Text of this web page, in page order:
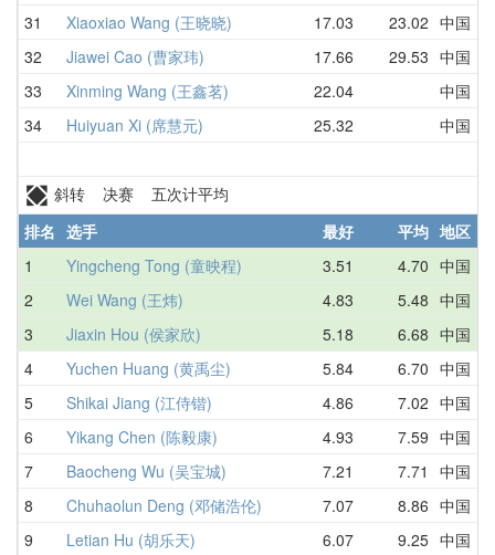
31 Xiaoxiao Wang (王晓晓) 17.03 23.02 中国
32 Jiawei Cao (曹家玮) 17.66 29.53 中国
33 Xinming Wang (王鑫茗) 22.04 中国
34 Huiyuan Xi (席慧元) 25.32 中国
斜转 决赛 五次计平均
排名 选手 最好 平均 地区
1
Yingcheng Tong (童映程) 3.51 4.70 中国
2 Wei Wang (王炜) 4.83 5.48 中国
3 Jiaxin Hou (侯家欣) 5.18 6.68 中国
4 Yuchen Huang (黄禹尘) 5.84 6.70 中国
5 Shikai Jiang (江侍锴) 4.86 7.02 中国
6 Yikang Chen (陈毅康) 4.93 7.59 中国
7 Baocheng Wu (吴宝城) 7.21 7.71 中国
8 Chuhaolun Deng (邓储浩伦) 7.07 8.86 中国
9 Letian Hu (胡乐天) 6.07 9.25 中国